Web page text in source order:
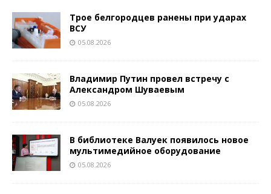
Трое белгородцев ранены при ударах
ВСУ
05.08.2026
Владимир Путин провел встречу с
Александром Шуваевым
05.08.2026
В библиотеке Валуек появилось новое
мультимедийное оборудование
05.08.2026